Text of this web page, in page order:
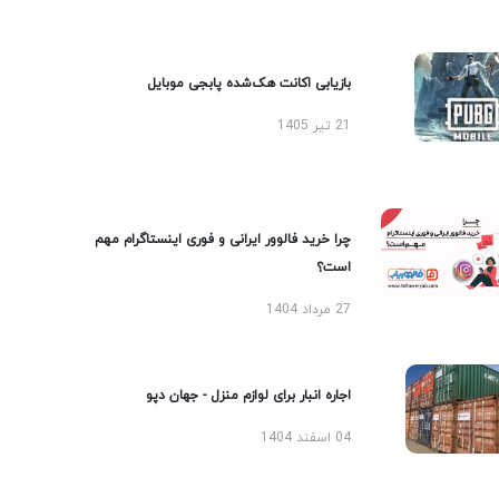
بازیابی اکانت هک‌شده پابجی موبایل
چرا خرید فالوور ایرانی و فوری اینستاگرام مهم
است؟
27 مرداد 1404
اجاره انبار برای لوازم منزل - جهان دپو
04 اسفند 1404